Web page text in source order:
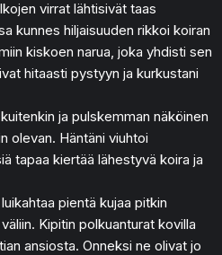
virrat lähtisivät taas
kunnes hiljaisuuden rikkoi koiran
kiskoen narua, joka yhdisti sen
hitaasti pystyyn ja kurkustani
ja pulskemman näköinen
olevan. Häntäni viuhtoi
tapaa kiertää lähestyvä koira ja
pientä kujaa pitkin
Kipitin polkuanturat kovilla
ansiosta. Onneksi ne olivat jo